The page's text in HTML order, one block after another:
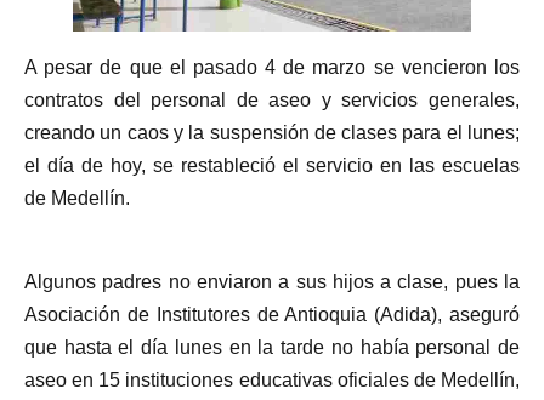
A pesar de que el pasado 4 de marzo se vencieron los
contratos del personal de aseo y servicios generales,
creando un caos y la suspensión de clases para el lunes;
el día de hoy, se restableció el servicio en las escuelas
de Medellín.
Algunos padres no enviaron a sus hijos a clase, pues la
Asociación de Institutores de Antioquia (Adida), aseguró
que hasta el día lunes en la tarde no había personal de
aseo en 15 instituciones educativas oficiales de Medellín,